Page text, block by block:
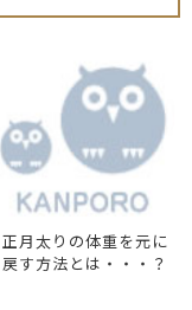
正月太りの体重を元に
戻す方法とは・・・？